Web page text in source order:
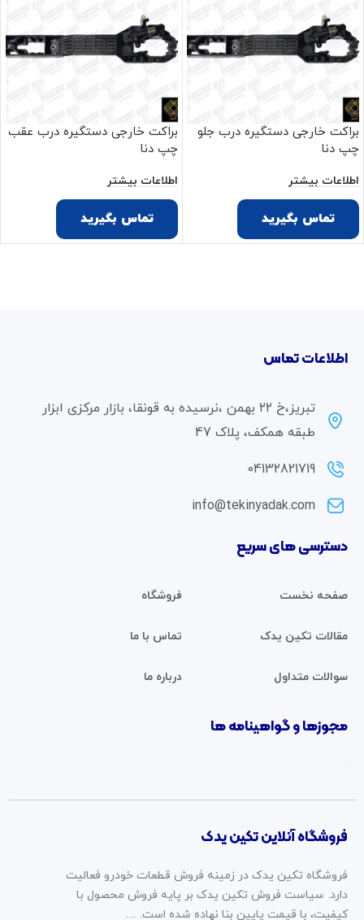
براکت خارجی دستگیره درب جلو
چپ دنا
اطلاعات بیشتر
تماس بگیرید
براکت خارجی دستگیره درب عقب
چپ دنا
اطلاعات بیشتر
تماس بگیرید
اطلاعات تماس
تبریز،خ ۲۲ بهمن ،نرسیده به قونقا، بازار مرکزی ابزار
طبقه همکف، پلاک 47
04132821719
info@tekinyadak.com
دسترسی های سریع
صفحه نخست فروشگاه
مقالات تکین یدک تماس با ما
سوالات متداول درباره ما
مجوزها و گواهینامه ها
فروشگاه آنلاین تکین یدک
فروشگاه تکین یدک در زمینه فروش قطعات خودرو فعالیت
دارد. سیاست فروش تکین یدک بر پایه فروش محصول با
کیفیت، با قیمت پایین بنا نهاده شده است. …